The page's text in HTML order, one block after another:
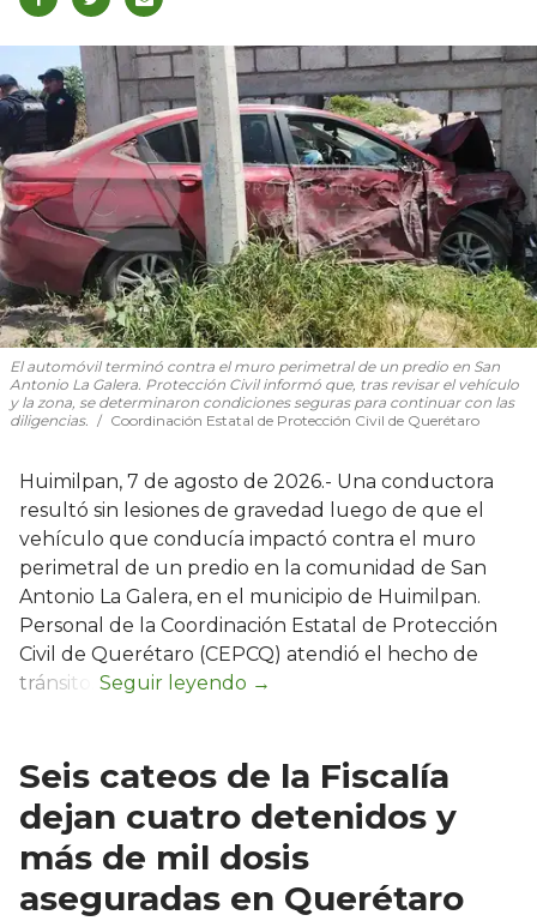
El automóvil terminó contra el muro perimetral de un predio en San
Antonio La Galera. Protección Civil informó que, tras revisar el vehículo
y la zona, se determinaron condiciones seguras para continuar con las
diligencias.
Coordinación Estatal de Protección Civil de Querétaro
Huimilpan, 7 de agosto de 2026.- Una conductora
resultó sin lesiones de gravedad luego de que el
vehículo que conducía impactó contra el muro
perimetral de un predio en la comunidad de San
Antonio La Galera, en el municipio de Huimilpan.
Personal de la Coordinación Estatal de Protección
Civil de Querétaro (CEPCQ) atendió el hecho de
tránsito.
Seis cateos de la Fiscalía
dejan cuatro detenidos y
más de mil dosis
aseguradas en Querétaro